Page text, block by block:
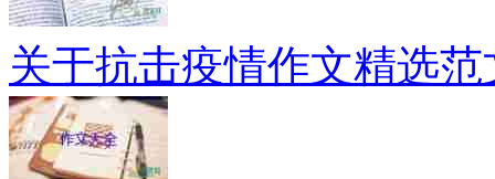
关于抗击疫情作文精选范